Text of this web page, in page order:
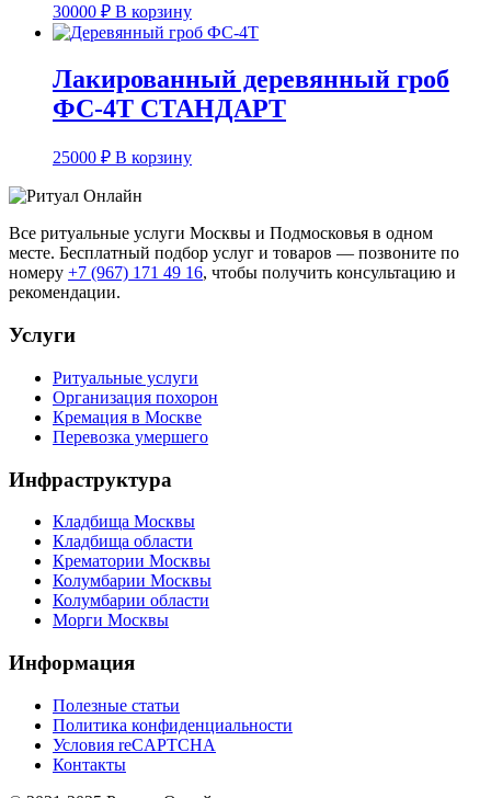
30000 ₽ В корзину
Лакированный деревянный гроб
ФС-4Т СТАНДАРТ
25000 ₽ В корзину
Все ритуальные услуги Москвы и Подмосковья в одном
месте. Бесплатный подбор услуг и товаров — позвоните по
номеру +7 (967) 171 49 16, чтобы получить консультацию и
рекомендации.
Услуги
Ритуальные услуги
Организация похорон
Кремация в Москве
Перевозка умершего
Инфраструктура
Кладбища Москвы
Кладбища области
Крематории Москвы
Колумбарии Москвы
Колумбарии области
Морги Москвы
Информация
Полезные статьи
Политика конфиденциальности
Условия reCAPTCHA
Контакты